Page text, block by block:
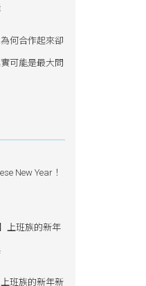
何合作起來卻
可能是最大問
New Year！
上班族的新年
上班族的新年新